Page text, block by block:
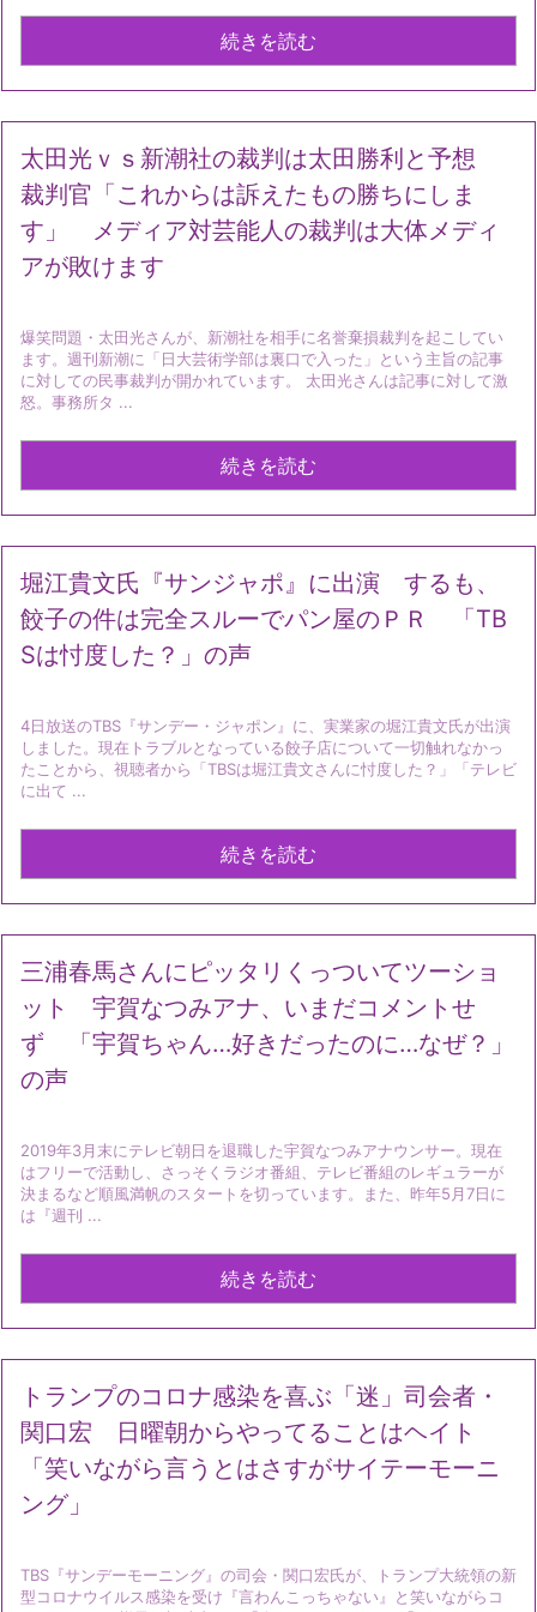
続きを読む
太田光ｖｓ新潮社の裁判は太田勝利と予想
裁判官「これからは訴えたもの勝ちにしま
す」 メディア対芸能人の裁判は大体メディ
アが敗けます
爆笑問題・太田光さんが、新潮社を相手に名誉棄損裁判を起こしてい
ます。週刊新潮に「日大芸術学部は裏口で入った」という主旨の記事
に対しての民事裁判が開かれています。 太田光さんは記事に対して激
怒。事務所タ ...
続きを読む
堀江貴文氏『サンジャポ』に出演 するも、
餃子の件は完全スルーでパン屋のＰＲ 「TB
Sは忖度した？」の声
4日放送のTBS『サンデー・ジャポン』に、実業家の堀江貴文氏が出演
しました。現在トラブルとなっている餃子店について一切触れなかっ
たことから、視聴者から「TBSは堀江貴文さんに忖度した？」「テレビ
に出て ...
続きを読む
三浦春馬さんにピッタリくっついてツーショ
ット 宇賀なつみアナ、いまだコメントせ
ず 「宇賀ちゃん…好きだったのに…なぜ？」
の声
2019年3月末にテレビ朝日を退職した宇賀なつみアナウンサー。現在
はフリーで活動し、さっそくラジオ番組、テレビ番組のレギュラーが
決まるなど順風満帆のスタートを切っています。また、昨年5月7日に
は『週刊 ...
続きを読む
トランプのコロナ感染を喜ぶ「迷」司会者・
関口宏 日曜朝からやってることはヘイト
「笑いながら言うとはさすがサイテーモーニ
ング」
TBS『サンデーモーニング』の司会・関口宏氏が、トランプ大統領の新
型コロナウイルス感染を受け『言わんこっちゃない』と笑いながらコ